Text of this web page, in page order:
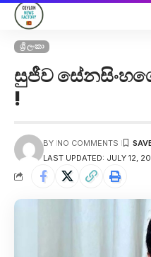
ශ්‍රී ලංකා
සුජීව
!
LAST UPDATED: JULY 12,
BY NO COMMENTS